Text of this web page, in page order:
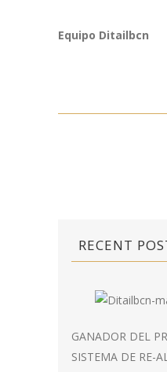
Equipo Ditailbcn
RECENT
GANADOR DEL
SISTEMA DE RE-